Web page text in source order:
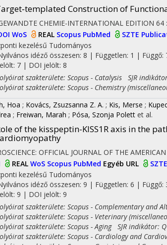
Construction of
CHEMIE-INTERNATIONAL EDITION 64 :
WoS REAL Scopus PubMed
SZTE
kezelésű Tudományos
idéző összesen: 8 | Független: 1 |
7 | DOI jelölt: 8
szakterülete: Scopus - Catalysis SJR
szakterülete: Scopus - Chemistry
Hoa ; Kovács, Zsuzsanna Z. A. ; Kis, Merse ;
; Freiwan, Marah ; Pósa, Szonja Polett et al.
of the kisspeptin-KISS1R axis in the
OFFICIAL JOURNAL OF THE
REAL WoS Scopus PubMed Egyéb URL
kezelésű Tudományos
idéző összesen: 9 | Független: 6 |
9 | DOI jelölt: 9
szakterülete: Scopus - Complementary and
szakterülete: Scopus - Veterinary
szakterülete: Scopus - Aging SJR indikátor:
szakterülete: Scopus - Cardiology and